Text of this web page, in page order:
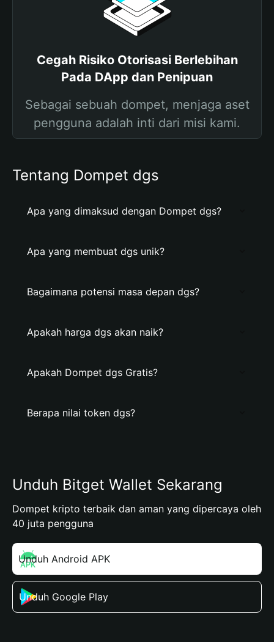
Cegah Risiko Otorisasi Berlebihan
Pada DApp dan Penipuan
Sebagai sebuah dompet, menjaga aset
pengguna adalah inti dari misi kami.
Tentang Dompet dgs
Apa yang dimaksud dengan Dompet dgs?
Apa yang membuat dgs unik?
Bagaimana potensi masa depan dgs?
Apakah harga dgs akan naik?
Apakah Dompet dgs Gratis?
Berapa nilai token dgs?
Unduh Bitget Wallet Sekarang
Dompet kripto terbaik dan aman yang dipercaya oleh
40 juta pengguna
Unduh Android APK
Unduh Google Play